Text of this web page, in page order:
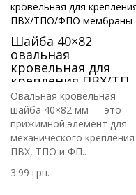
Шайба 40×82
овальная
кровельная для
крепления ПВХ/ТПО/
ФПО мембраны
Овальная кровельная
шайба 40×82 мм — это
прижимной элемент для
механического крепления
ПВХ, ТПО и ФП..
3.99 грн.